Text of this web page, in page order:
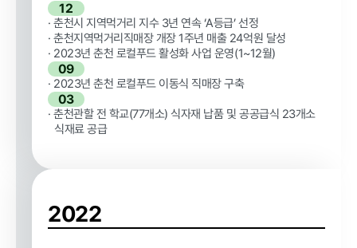
정보공개
경영목표 및
재무현황
대가지급
12
· 춘천시 지역먹거리 지수 3년 연속 ‘A등급’ 선정
· 춘천지역먹거리직매장 개장 1주년 매출 24억원 달성
· 2023년 춘천 로컬푸드 활성화 사업 운영(1~12월)
09
· 2023년 춘천 로컬푸드 이동식 직매장 구축
03
· 춘천관할 전 학교(77개소) 식자재 납품 및 공공급식 23개소
식재료 공급
2022